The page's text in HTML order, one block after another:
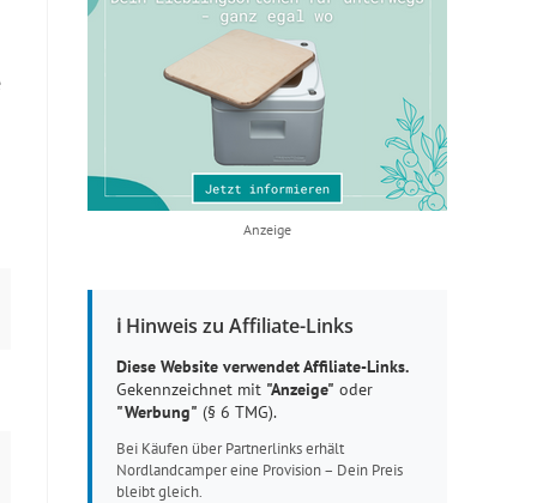
Anzeige
ℹ️ Hinweis zu Affiliate-Links
Diese Website verwendet Affiliate-Links.
Gekennzeichnet mit "Anzeige" oder
"Werbung" (§ 6 TMG).
Bei Käufen über Partnerlinks erhält
Nordlandcamper eine Provision – Dein Preis
bleibt gleich.